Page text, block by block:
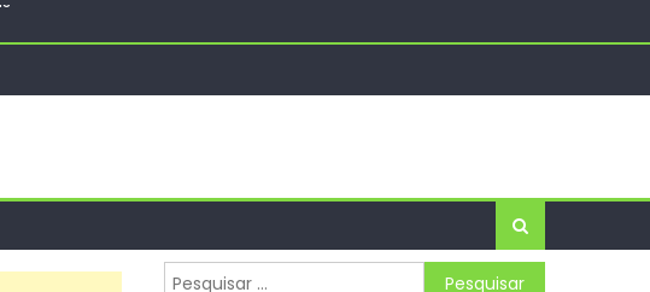
Pesquisar